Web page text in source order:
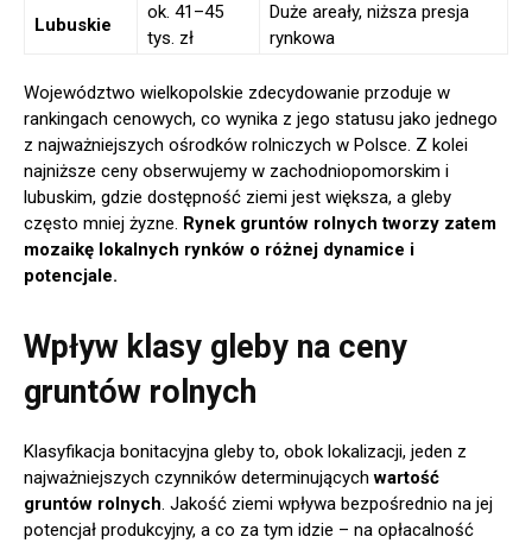
Lubuskie
ok. 41–45
tys. zł
Duże areały, niższa presja
rynkowa
Województwo wielkopolskie zdecydowanie przoduje w
rankingach cenowych, co wynika z jego statusu jako jednego
z najważniejszych ośrodków rolniczych w Polsce. Z kolei
najniższe ceny obserwujemy w zachodniopomorskim i
lubuskim, gdzie dostępność ziemi jest większa, a gleby
często mniej żyzne. Rynek gruntów rolnych tworzy zatem
mozaikę lokalnych rynków o różnej dynamice i
potencjale.
Wpływ klasy gleby na ceny
gruntów rolnych
Klasyfikacja bonitacyjna gleby to, obok lokalizacji, jeden z
najważniejszych czynników determinującychwartość
gruntów rolnych. Jakość ziemi wpływa bezpośrednio na jej
potencjał produkcyjny, a co za tym idzie – na opłacalność